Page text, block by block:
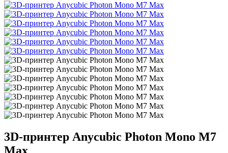
3D-принтер Anycubic Photon Mono M7